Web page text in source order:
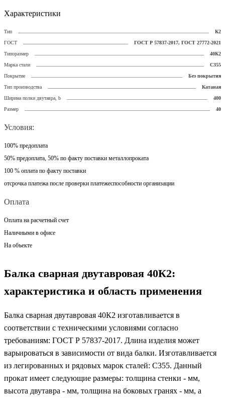
Характеристики
Тип
К2
ГОСТ
ГОСТ Р 57837-2017, ГОСТ 27772-2021
Типоразмер
40К2
Марка стали
С355
Покрытие
Без покрытия
Тип производства
Катаная
Ширина полки двутавра, b
400
Размер
40
Условия:
100% предоплата
50% предоплата, 50% по факту поставки металлопроката
100 % оплата по факту поставки
отсрочка платежа после проверки платежеспособности организации
Оплата
Оплата на расчетный счет
Наличными в офисе
На объекте
Балка сварная двутавровая 40К2:
характеристика и область применения
Балка сварная двутавровая 40К2 изготавливается в
соответствии с техническими условиями согласно
требованиям: ГОСТ Р 57837-2017. Длина изделия может
варьироваться в зависимости от вида балки. Изготавливается
из легированных и рядовых марок сталей: С355. Данный
прокат имеет следующие размеры: толщина стенки - мм,
высота двутавра - мм, толщина на боковых гранях - мм, а